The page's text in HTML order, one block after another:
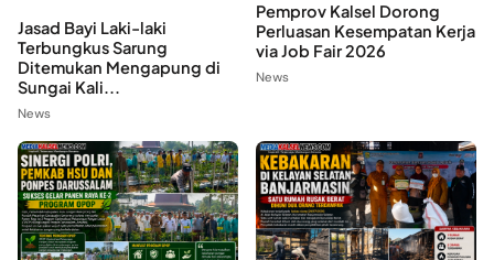
Jasad Bayi Laki-laki
Terbungkus Sarung
Ditemukan Mengapung di
Sungai Kali...
News
Pemprov Kalsel Dorong
Perluasan Kesempatan Kerja
via Job Fair 2026
News